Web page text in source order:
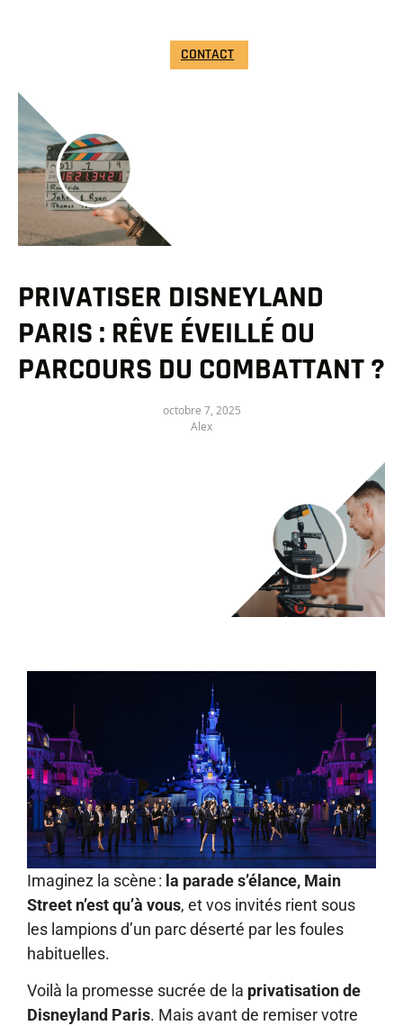
CONTACT
PRIVATISER DISNEYLAND
PARIS : RÊVE ÉVEILLÉ OU
PARCOURS DU COMBATTANT ?
octobre 7, 2025
Alex
Imaginez la scène : la parade s’élance, Main
Street n’est qu’à vous, et vos invités rient sous
les lampions d’un parc déserté par les foules
habituelles.
Voilà la promesse sucrée de la privatisation de
Disneyland Paris. Mais avant de remiser votre